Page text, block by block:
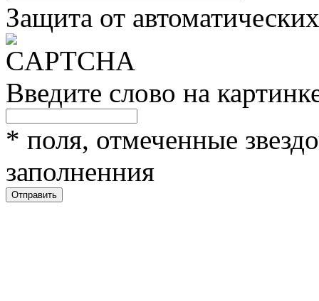
Защита от
Введите слово на
* поля, отмеченные
заполненния